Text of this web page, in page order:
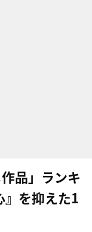
品」ランキ
』を抑えた1